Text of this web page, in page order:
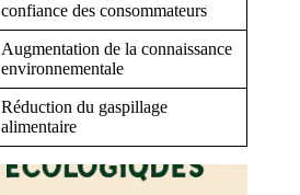
confiance des consommateurs
Augmentation de la connaissance
environnementale
Réduction du gaspillage
alimentaire